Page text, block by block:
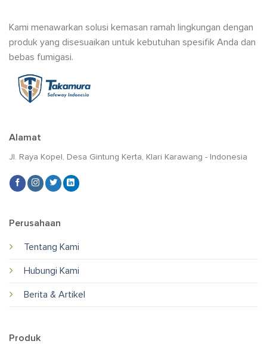
Kami menawarkan solusi kemasan ramah lingkungan dengan
produk yang disesuaikan untuk kebutuhan spesifik Anda dan
bebas fumigasi.
Perusahaan
Tentang Kami
Hubungi Kami
Berita & Artikel
Produk
Alamat
Jl. Raya Kopel, Desa Gintung Kerta, Klari Karawang - Indonesia